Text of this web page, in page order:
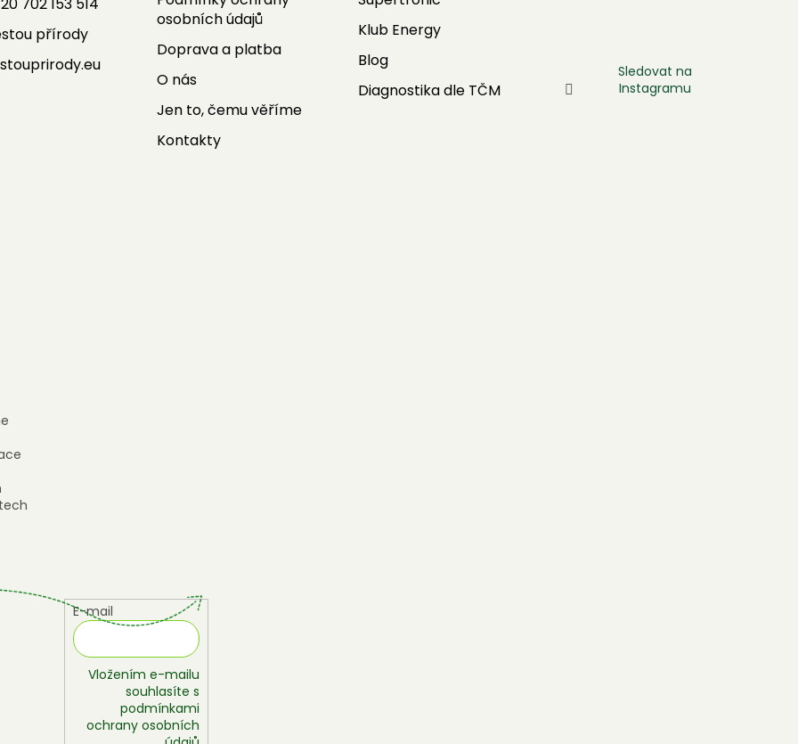
přírody
osobních údajů
Doprava a platba
O nás
Jen to, čemu věříme
Kontakty
Klub Energy
Blog
Diagnostika dle TČM
Sledovat na
Instagramu
E-mail
Vložením e-mailu
souhlasíte s
podmínkami
ochrany osobních